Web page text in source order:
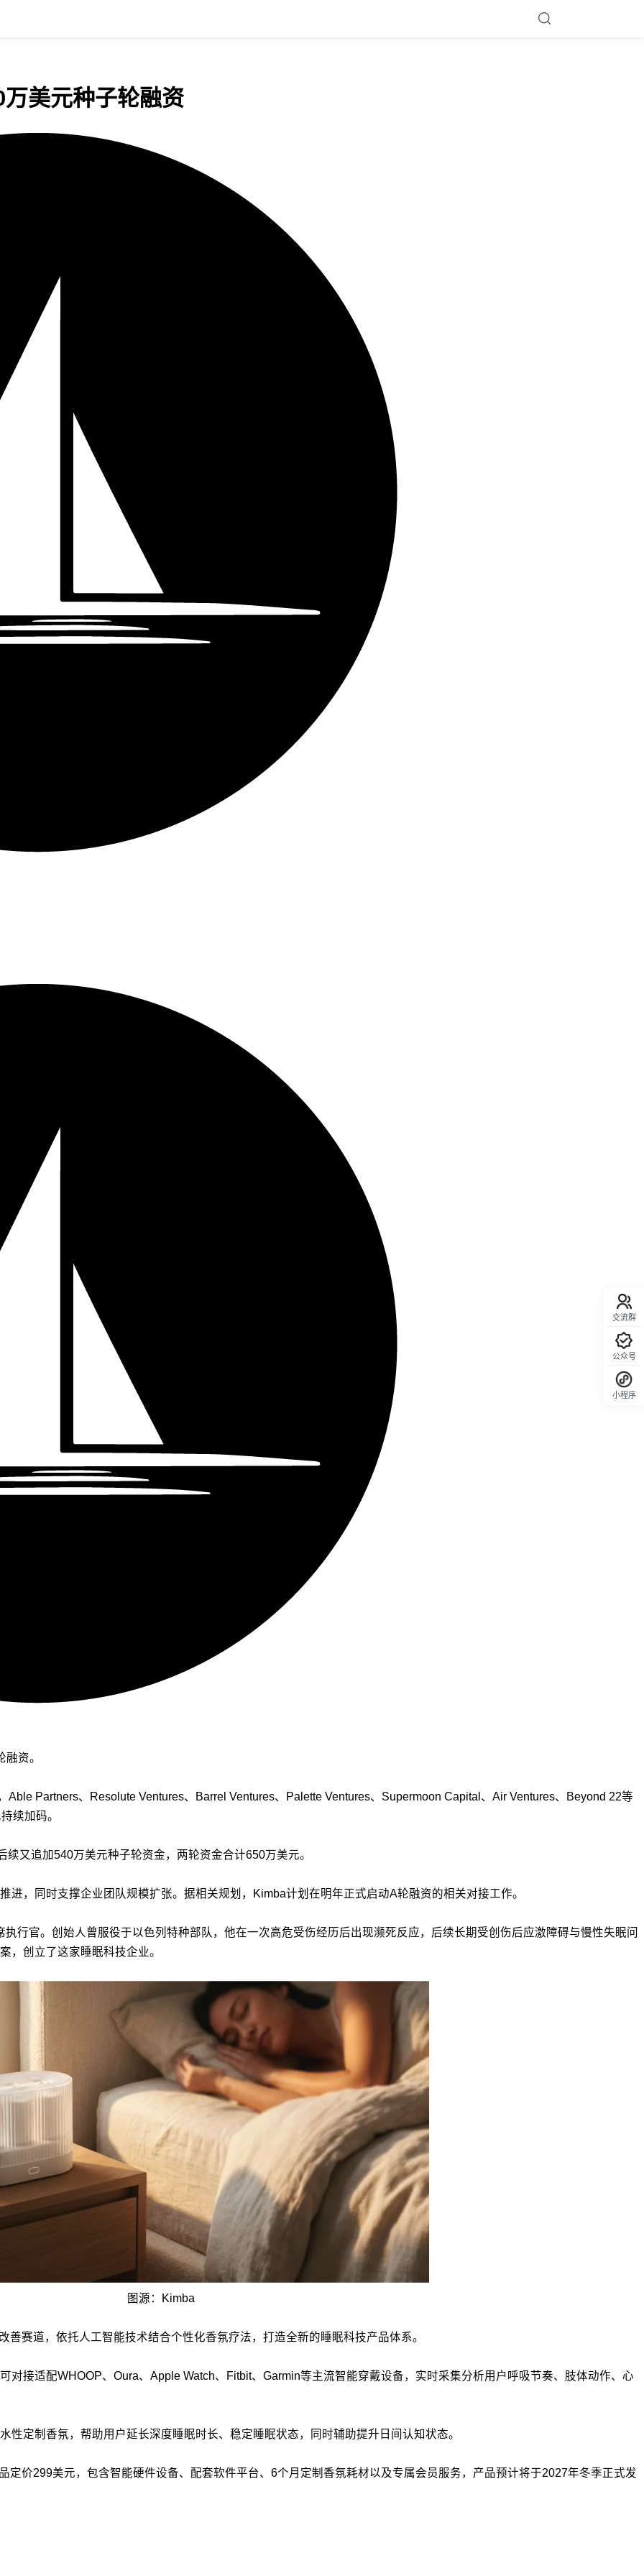
美元种子轮融资
资。
Partners、Resolute Ventures、Barrel Ventures、Palette Ventures、Supermoon Capital、Air Ventures、Beyond 22等
续加码。
续又追加540万美元种子轮资金，两轮资金合计650万美元。
，同时支撑企业团队规模扩张。据相关规划，Kimba计划在明年正式启动A轮融资的相关对接工作。
行官。创始人曾服役于以色列特种部队，他在一次高危受伤经历后出现濒死反应，后续长期受创伤后应激障碍与慢性失眠问
，创立了这家睡眠科技企业。
图源：Kimba
赛道，依托人工智能技术结合个性化香氛疗法，打造全新的睡眠科技产品体系。
对接适配WHOOP、Oura、Apple Watch、Fitbit、Garmin等主流智能穿戴设备，实时采集分析用户呼吸节奏、肢体动作、心
定制香氛，帮助用户延长深度睡眠时长、稳定睡眠状态，同时辅助提升日间认知状态。
价299美元，包含智能硬件设备、配套软件平台、6个月定制香氛耗材以及专属会员服务，产品预计将于2027年冬季正式发
交流群
公众号
小程序